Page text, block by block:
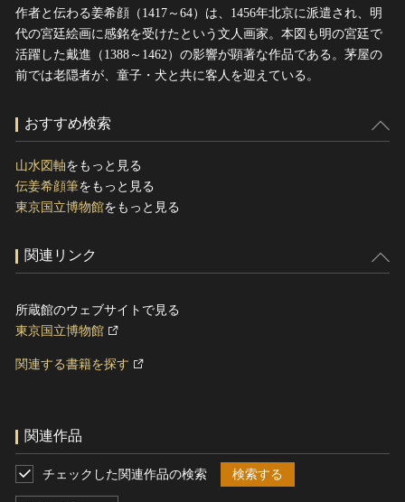
作者と伝わる姜希顔（1417～64）は、1456年北京に派遣され、明
代の宮廷絵画に感銘を受けたという文人画家。本図も明の宮廷で
活躍した戴進（1388～1462）の影響が顕著な作品である。茅屋の
前では老隠者が、童子・犬と共に客人を迎えている。
おすすめ検索
山水図軸をもっと見る
伝姜希顔筆をもっと見る
東京国立博物館をもっと見る
関連リンク
所蔵館のウェブサイトで見る
東京国立博物館
関連する書籍を探す
関連作品
チェックした関連作品の検索 検索する